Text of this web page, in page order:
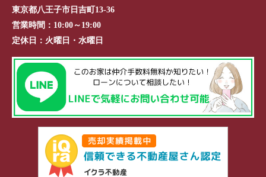
東京都八王子市日吉町13-36
営業時間： 10:00～19:00
定休日： 火曜日・水曜日